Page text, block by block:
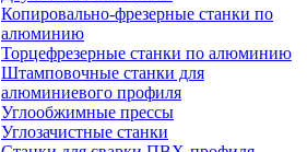
Копировально-фрезерные станки по
алюминию
Торцефрезерные станки по алюминию
Штамповочные станки для
алюминиевого профиля
Углообжимные прессы
Углозачистные станки